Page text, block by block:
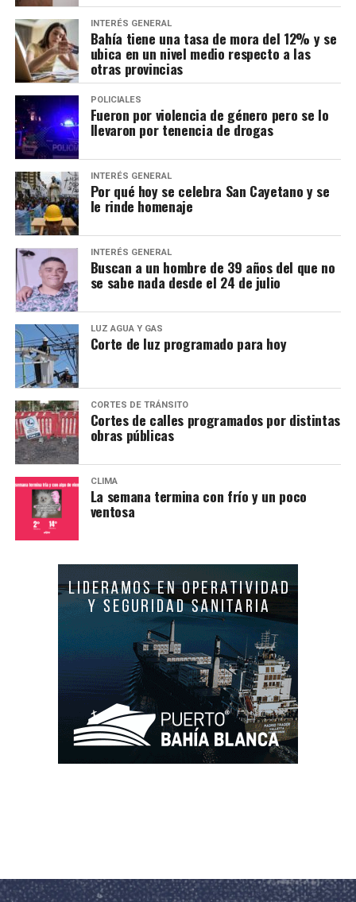
INTERÉS GENERAL
Bahía tiene una tasa de mora del 12% y se
ubica en un nivel medio respecto a las
otras provincias
POLICIALES
Fueron por violencia de género pero se lo
llevaron por tenencia de drogas
INTERÉS GENERAL
Por qué hoy se celebra San Cayetano y se
le rinde homenaje
INTERÉS GENERAL
Buscan a un hombre de 39 años del que no
se sabe nada desde el 24 de julio
LUZ AGUA Y GAS
Corte de luz programado para hoy
CORTES DE TRÁNSITO
Cortes de calles programados por distintas
obras públicas
CLIMA
La semana termina con frío y un poco
ventosa